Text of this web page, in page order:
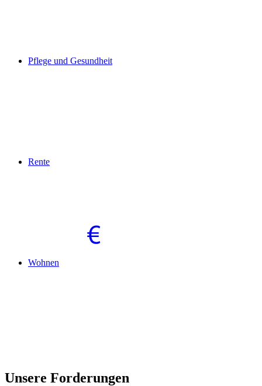
Pflege und Gesundheit
Rente
Wohnen
Unsere Forderungen